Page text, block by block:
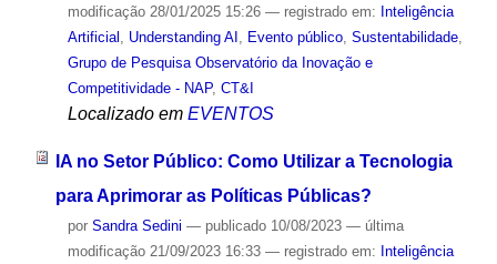
modificação28/01/2025 15:26 — registrado em: Inteligência
Artificial
Understanding AI Evento público, Sustentabilidade,
Grupo de Pesquisa Observatório da Inovação e
Competitividade - NAP, CT&I
Localizado em EVENTOS
IA no Setor Público: Como Utilizar a Tecnologia
para Aprimorar as Políticas Públicas?
por Sandra Sedini — publicado10/08/2023 — última
modificação21/09/2023 16:33 — registrado em: Inteligência